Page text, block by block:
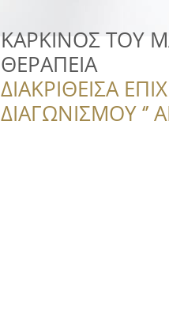
ΚΑΡΚΙΝΟΣ ΤΟΥ
ΘΕΡΑΠΕΙΑ
ΔΙΑΚΡΙΘΕΙΣΑ
ΔΙΑΓΩΝΙΣΜΟΥ ‘’